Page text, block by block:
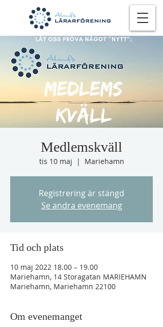
Medlemskväll
tis 10 maj
  |
Mariehamn
Registrering är stängd
Se andra evenemang
Tid och plats
10 maj 2022 18.00 – 19.00
Mariehamn, 14 Storagatan MARIEHAMN
Mariehamn, Mariehamn 22100
Om evenemanget